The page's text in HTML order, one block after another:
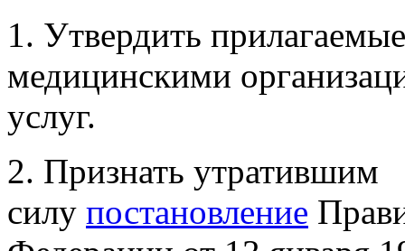
1. Утвердить
медицинскими
услуг.
2. Признать утратившим
силу постановление